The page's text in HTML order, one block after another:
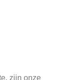
zijn onze